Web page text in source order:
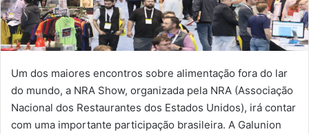
Um dos maiores encontros sobre alimentação fora do lar
do mundo, a NRA Show, organizada pela NRA (Associação
Nacional dos Restaurantes dos Estados Unidos), irá contar
com uma importante participação brasileira. A Galunion